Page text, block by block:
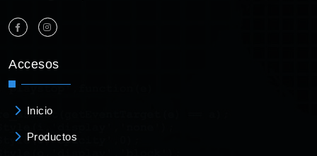
Accesos
Inicio
Productos